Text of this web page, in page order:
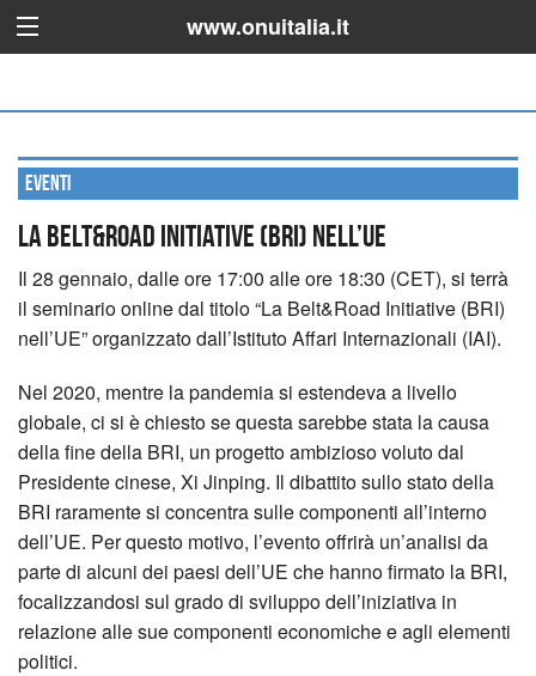
www.onuitalia.it
Eventi
La Belt&Road Initiative (BRI) nell’UE
Il 28 gennaio, dalle ore 17:00 alle ore 18:30 (CET), si terrà
il seminario online dal titolo “La Belt&Road Initiative (BRI)
nell’UE” organizzato dall’Istituto Affari Internazionali (IAI).
Nel 2020, mentre la pandemia si estendeva a livello
globale, ci si è chiesto se questa sarebbe stata la causa
della fine della BRI, un progetto ambizioso voluto dal
Presidente cinese, Xi Jinping. Il dibattito sullo stato della
BRI raramente si concentra sulle componenti all’interno
dell’UE. Per questo motivo, l’evento offrirà un’analisi da
parte di alcuni dei paesi dell’UE che hanno firmato la BRI,
focalizzandosi sul grado di sviluppo dell’iniziativa in
relazione alle sue componenti economiche e agli elementi
politici.